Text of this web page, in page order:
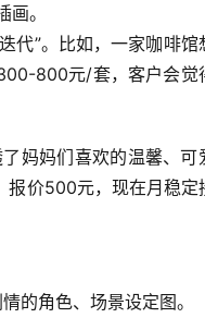
。
代”。比如，一家咖啡馆
800元/套，客户会觉
妈妈们喜欢的温馨、可
报价500元，现在月稳定
的角色、场景设定图。